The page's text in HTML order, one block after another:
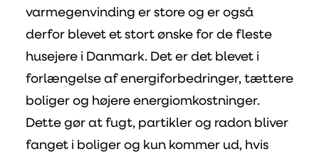
varmegenvinding er store og er også
derfor blevet et stort ønske for de fleste
husejere i Danmark. Det er det blevet i
forlængelse af energiforbedringer, tættere
boliger og højere energiomkostninger.
Dette gør at fugt, partikler og radon bliver
fanget i boliger og kun kommer ud, hvis